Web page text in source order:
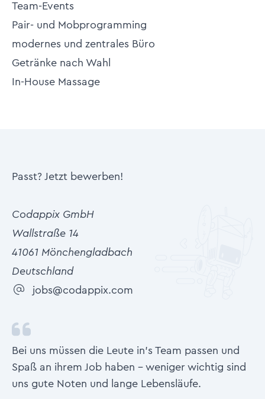
Team-Events
Pair- und Mobprogramming
modernes und zentrales Büro
Getränke nach Wahl
In-House Massage
Passt? Jetzt bewerben!
Codappix GmbH
Wallstraße 14
41061 Mönchengladbach
Deutschland
jobs@codappix.com
Bei uns müssen die Leute in's Team passen und
Spaß an ihrem Job haben - weniger wichtig sind
uns gute Noten und lange Lebensläufe.